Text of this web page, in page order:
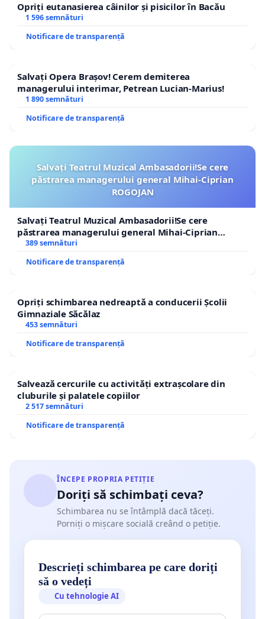
Opriți eutanasierea câinilor și pisicilor în Bacău
1 596 semnături
Notificare de transparență
Salvați Opera Brașov! Cerem demiterea
managerului interimar, Petrean Lucian-Marius!
1 890 semnături
Notificare de transparență
Salvați Teatrul Muzical Ambasadorii!Se cere
păstrarea managerului general Mihai-Ciprian
ROGOJAN
Salvați Teatrul Muzical Ambasadorii!Se cere
păstrarea managerului general Mihai-Ciprian
ROGOJAN
389 semnături
Notificare de transparență
Opriți schimbarea nedreaptă a conducerii Școlii
Gimnaziale Săcălaz
453 semnături
Notificare de transparență
Salvează cercurile cu activități extrașcolare din
cluburile și palatele copiilor
2 517 semnături
Notificare de transparență
ÎNCEPE PROPRIA PETIȚIE
Doriți să schimbați ceva?
Schimbarea nu se întâmplă dacă tăceți.
Porniți o mișcare socială creând o petiție.
Descrieți schimbarea pe care doriți
să o vedeți
Cu tehnologie AI